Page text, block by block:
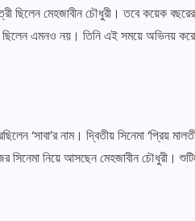
ছিলেন মেহজাবীন চৌধুরী। তবে কয়েক
ছিলেন এমনও নয়। তিনি এই সময়ে অভিনয়
‘সাবা’র নাম। দ্বিতীয় সিনেমা
সিনেমা নিয়ে আসছেন মেহজাবীন চৌধুরী।